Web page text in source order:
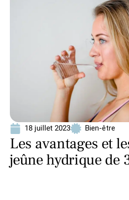
18 juillet 2023 Bien-être
Les avantages et
jeûne hydrique de